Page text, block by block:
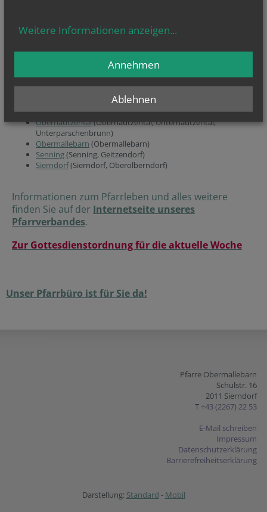
Unser Pfarrverband:
Diese Pfarren und Ortschaften bilden den Pfarrverband:
Großmugl(Großmugl, Füllersdorf, Ringendorf, Roseldorf,
Steinabrunn)
(Herzogbirbaum, Nursch, Ottendorf)
Höbersdorf(Höbersdorf, Untermallebarn)
Oberhautzental(Oberhautzental, Unterhautzental,
Unterparschenbrunn)
Obermallebarn (Obermallebarn)
Senning(Senning, Geitzendorf)
Sierndorf(Sierndorf, Oberolberndorf)
Informationen zum Pfarrleben und alles weitere
finden Sie auf der Internetseite unseres
Pfarrverbandes.
Zur Gottesdienstordnung für die aktuelle Woche
Unser Pfarrbüro ist für Sie da!
Pfarre Obermallebarn
Schulstr. 16
2011 Sierndorf
T +43 (2267) 22 53
E-Mail schreiben
Impressum
Datenschutzerklärung
Barrierefreiheitserklärung
Darstellung: Standard - Mobil
Weitere Informationen anzeigen...
Ablehnen
Annehmen